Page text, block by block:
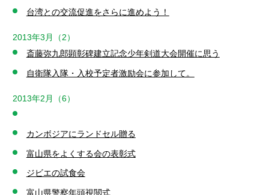
台湾との交流促進をさらに進めよう！
2013年3月（2）
斎藤弥九郎顕彰碑建立記念少年剣道大会開催に思う
自衛隊入隊・入校予定者激励会に参加して。
2013年2月（6）
カンボジアにランドセル贈る
富山県をよくする会の表彰式
ジビエの試食会
富山県警察年頭視閲式